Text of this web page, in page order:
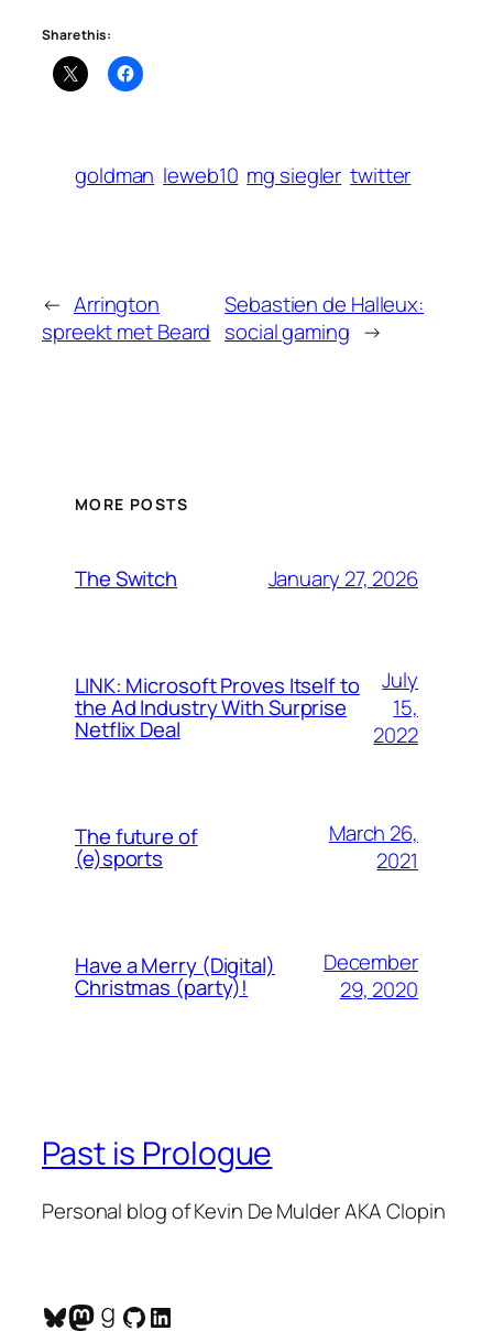
Share this:
goldman leweb10 mg siegler twitter
← Arrington
spreekt met Beard
Sebastien de Halleux:
social gaming →
MORE POSTS
The Switch January 27, 2026
LINK: Microsoft Proves Itself to
the Ad Industry With Surprise
Netflix Deal
July
15,
2022
The future of
(e)sports
March 26,
2021
Have a Merry (Digital)
Christmas (party)!
December
29, 2020
Past is Prologue
Personal blog of Kevin De Mulder AKA Clopin
Bluesky
Mastodon
Goodreads
GitHub
LinkedIn